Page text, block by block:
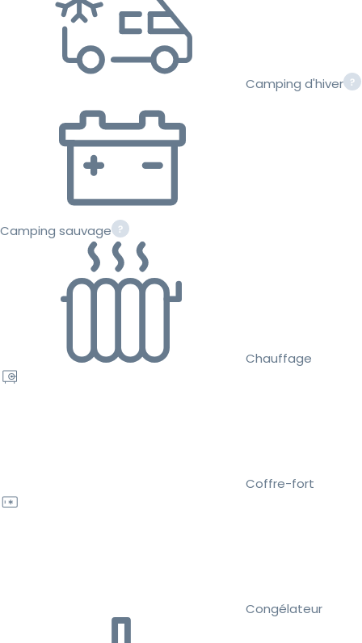
Camping d'hiver
Camping sauvage
Chauffage
Coffre-fort
Congélateur